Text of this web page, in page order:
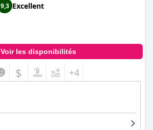
9,3 Excellent
Voir les disponibilités
$ +4